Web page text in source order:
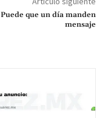
Puede que un día manden
mensaje